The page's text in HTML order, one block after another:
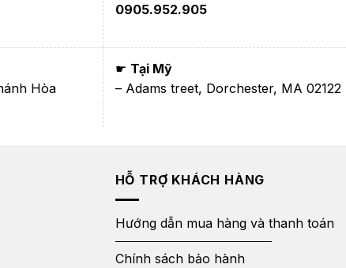
0905.952.905
Hòa
☛ Tại Mỹ
– Adams treet, Dorchester, MA 02122
HỖ TRỢ KHÁCH HÀNG
Hướng dẫn mua hàng và thanh toán
Chính sách bảo hành